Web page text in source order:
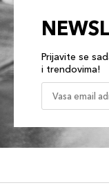
Prijavite se
i trendovima!